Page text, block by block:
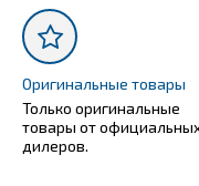
Оригинальные товары
Только оригинальные
товары от
дилеров.